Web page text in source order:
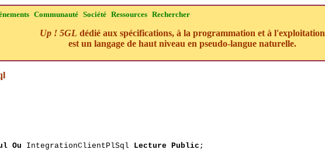
Communauté Société Ressources Rechercher
Up ! 5GL dédié aux spécifications, à la programmation et à l'exploitation
est un langage de haut niveau en pseudo-langue naturelle.
Ou IntegrationClientPlSql Lecture Public ;